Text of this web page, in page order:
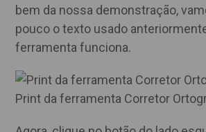
bem da nossa demonstração,
pouco o texto usado
ferramenta funciona.
Print da ferramenta Corretor